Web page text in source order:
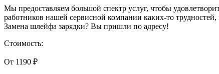
Мы предоставляем большой спектр услуг, чтобы
работников нашей сервисной компании каких-то
Замена шлейфа зарядки? Вы пришли по адресу!
Стоимость:
От 1190 ₽